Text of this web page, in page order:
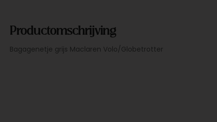
Productomschrijving
Bagagenetje grijs Maclaren Volo/Globetrotter